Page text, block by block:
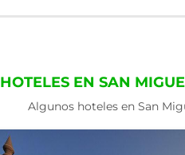
HOTELES EN SAN
Algunos hoteles en San